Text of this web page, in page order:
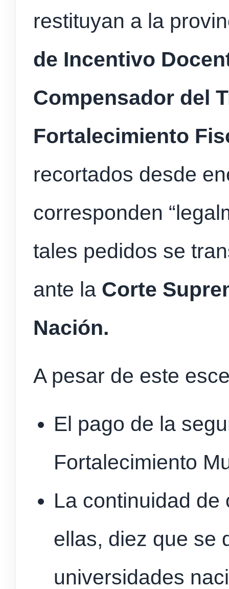
restituyan a la
de Incentivo
Compensador del
Fortalecimiento
recortados desde
corresponden
tales pedidos se
ante la Corte
Nación.
A pesar de este
El pago de la
Fortalecimiento
La continuidad
ellas, diez que se
universidades